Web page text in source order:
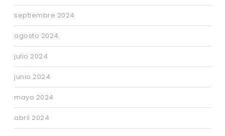
septiembre 2024
agosto 2024
julio 2024
junio 2024
mayo 2024
abril 2024